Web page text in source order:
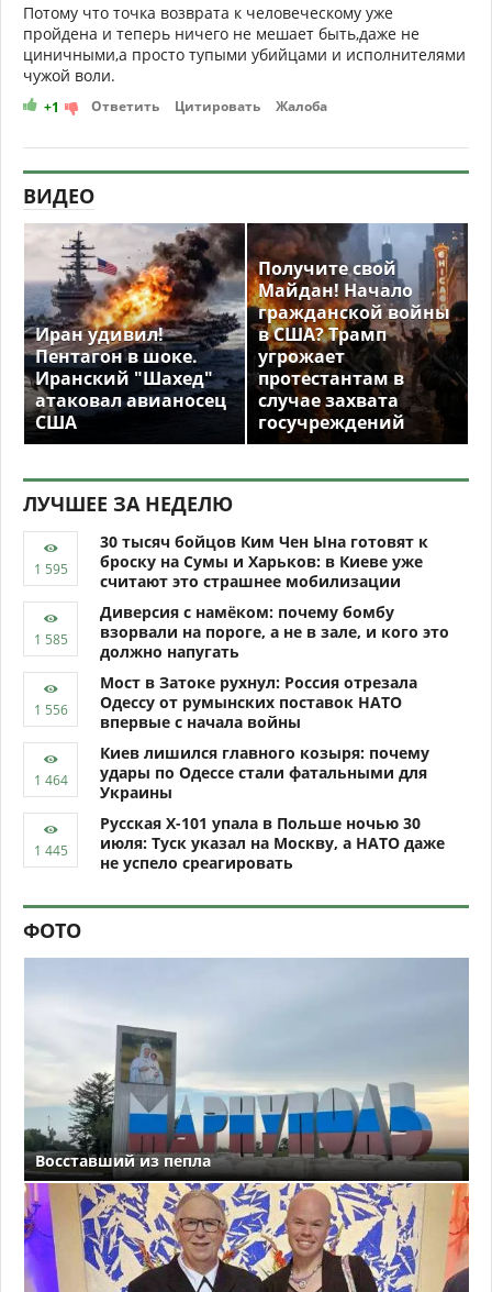
Потому что точка возврата к человеческому уже
пройдена и теперь ничего не мешает быть,даже не
циничными,а просто тупыми убийцами и исполнителями
чужой воли.
+1 Ответить Цитировать Жалоба
ВИДЕО
Иран удивил!
Пентагон в шоке.
Иранский "Шахед"
атаковал авианосец
США
Получите свой
Майдан! Начало
гражданской войны
в США? Трамп
угрожает
протестантам в
случае захвата
госучреждений
ЛУЧШЕЕ ЗА НЕДЕЛЮ
30 тысяч бойцов Ким Чен Ына готовят к
броску на Сумы и Харьков: в Киеве уже
считают это страшнее мобилизации
Диверсия с намёком: почему бомбу
взорвали на пороге, а не в зале, и кого это
должно напугать
Мост в Затоке рухнул: Россия отрезала
Одессу от румынских поставок НАТО
впервые с начала войны
Киев лишился главного козыря: почему
удары по Одессе стали фатальными для
Украины
Русская Х-101 упала в Польше ночью 30
июля: Туск указал на Москву, а НАТО даже
не успело среагировать
ФОТО
Восставший из пепла